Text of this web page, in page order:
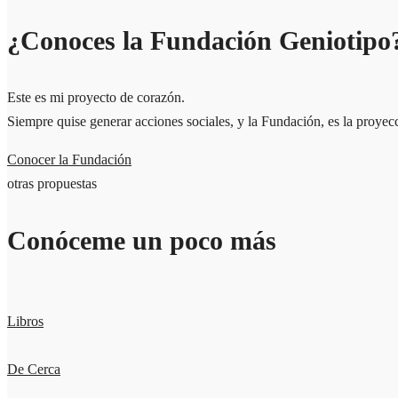
¿Conoces la Fundación
Este es mi proyecto de corazón.
Siempre quise generar acciones sociales, y la Fundación, es la
Conocer la Fundación
otras propuestas
Conóceme un poco más
Libros
De Cerca